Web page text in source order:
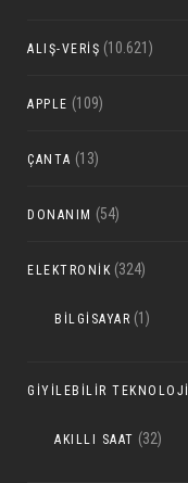
ALIŞ-VERIŞ (10.621)
APPLE (109)
ÇANTA (13)
DONANIM (54)
ELEKTRONIK (324)
BILGISAYAR (1)
GIYILEBILIR TEKNOLOJI
AKILLI SAAT (32)